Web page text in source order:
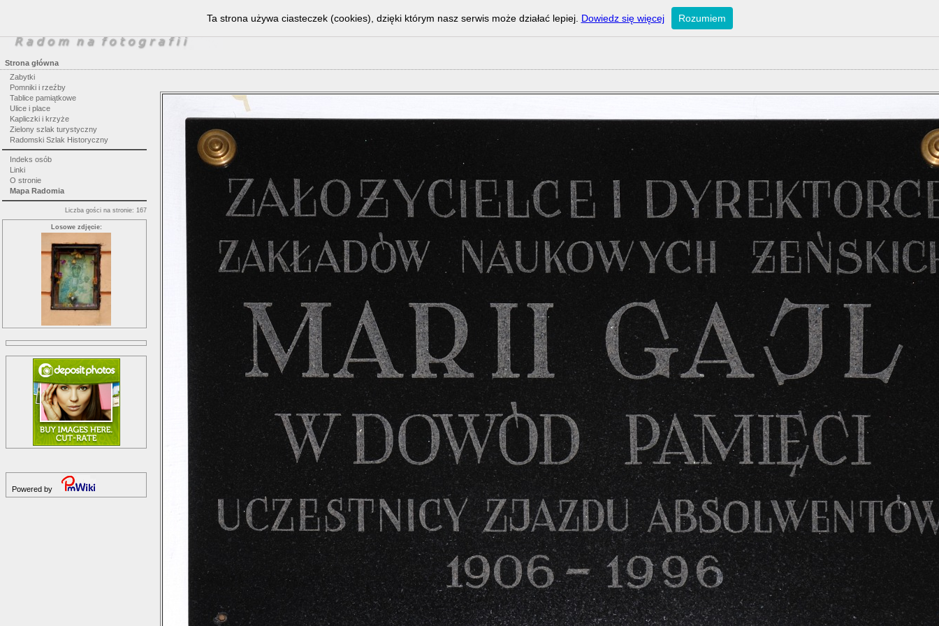
Strona główna
Zabytki
Pomniki i rzeźby
Tablice pamiątkowe
Ulice i place
Kapliczki i krzyże
Zielony szlak turystyczny
Radomski Szlak Historyczny
Indeks osób
Linki
O stronie
Mapa Radomia
Liczba gości na stronie: 167
Losowe zdjęcie:
Powered by
Ta strona używa ciasteczek (cookies), dzięki którym nasz serwis może działać lepiej. Dowiedz się więcej Rozumiem